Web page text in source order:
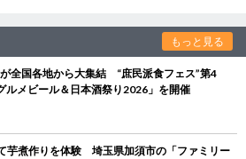
もっと見る
全国各地から大集結 “庶民派食フェス”第4
ルメビール＆日本酒祭り2026」を開催
芋煮作りを体験 埼玉県加須市の「ファミリー